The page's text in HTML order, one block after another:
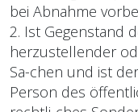
bei Abnahme
2. Ist Gegenstand
herzustellender
Sa-chen und ist
Person des